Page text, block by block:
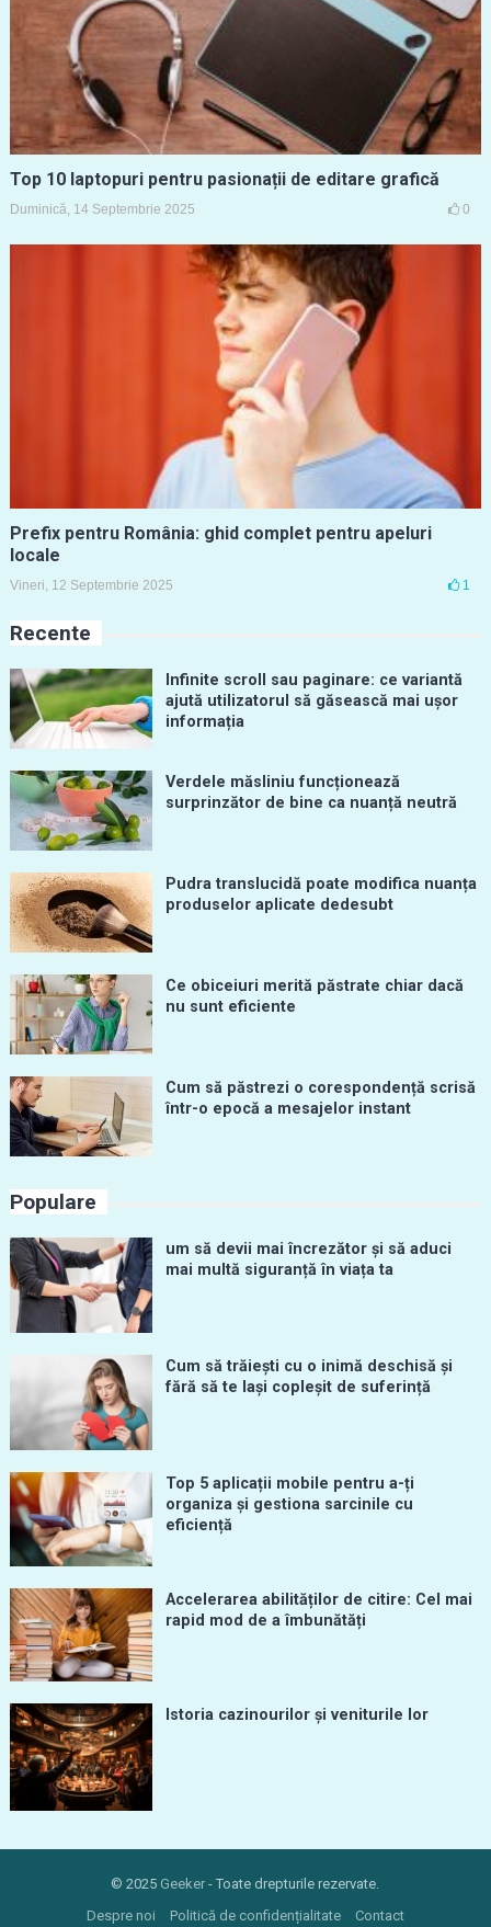
Top 10 laptopuri pentru pasionații de editare grafică
Duminică, 14 Septembrie 2025 0
Prefix pentru România: ghid complet pentru apeluri
locale
Vineri, 12 Septembrie 2025 1
Recente
Infinite scroll sau paginare: ce variantă
ajută utilizatorul să găsească mai ușor
informația
Verdele măsliniu funcționează
surprinzător de bine ca nuanță neutră
Pudra translucidă poate modifica nuanța
produselor aplicate dedesubt
Ce obiceiuri merită păstrate chiar dacă
nu sunt eficiente
Cum să păstrezi o corespondență scrisă
într-o epocă a mesajelor instant
Populare
um să devii mai încrezător și să aduci
mai multă siguranță în viața ta
Cum să trăiești cu o inimă deschisă și
fără să te lași copleșit de suferință
Top 5 aplicații mobile pentru a-ți
organiza și gestiona sarcinile cu
eficiență
Accelerarea abilităților de citire: Cel mai
rapid mod de a îmbunătăți
Istoria cazinourilor și veniturile lor
© 2025 Geeker - Toate drepturile rezervate.
Despre noi
Politică de confidențialitate Contact